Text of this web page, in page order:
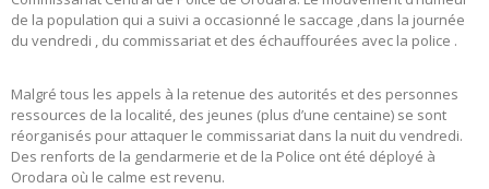
de la population qui a suivi a occasionné le saccage ,dans la journée
du vendredi , du commissariat et des échauffourées avec la police .
Malgré tous les appels à la retenue des autorités et des personnes
ressources de la localité, des jeunes (plus d’une centaine) se sont
réorganisés pour attaquer le commissariat dans la nuit du vendredi.
Des renforts de la gendarmerie et de la Police ont été déployé à
Orodara où le calme est revenu.